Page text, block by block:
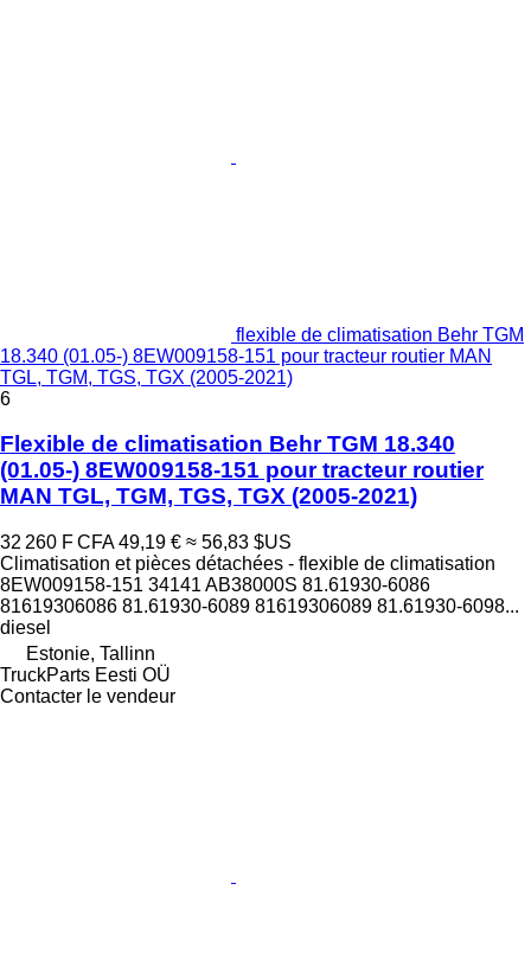
flexible de climatisation Behr TGM
18.340 (01.05-) 8EW009158-151 pour tracteur routier MAN
TGL, TGM, TGS, TGX (2005-2021)
6
Flexible de climatisation Behr TGM 18.340
(01.05-) 8EW009158-151 pour tracteur routier
MAN TGL, TGM, TGS, TGX (2005-2021)
32 260 F CFA 49,19 € ≈ 56,83 $US
Climatisation et pièces détachées - flexible de climatisation
8EW009158-151 34141 AB38000S 81.61930-6086
81619306086 81.61930-6089 81619306089 81.61930-6098...
diesel
Estonie, Tallinn
TruckParts Eesti OÜ
Contacter le vendeur